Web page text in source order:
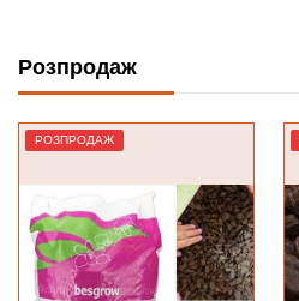
Розпродаж
РОЗПРОДАЖ